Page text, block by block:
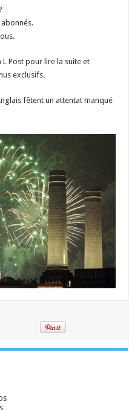
Post pour lire la suite et
exclusifs.
fêtent un attentat manqué